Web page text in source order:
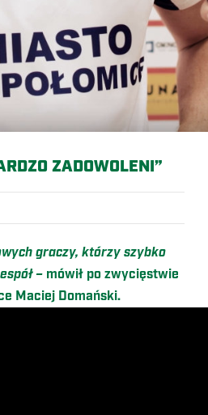
ZADOWOLENI”
graczy, którzy szybko
– mówił po zwycięstwie
Maciej Domański.